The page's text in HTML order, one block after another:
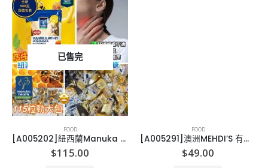
已售完
FOOD
[A005202]紐西蘭Manuka Health MGO400+ 麥盧卡蜂蜜潤喉糖500g
$115.00
FOOD
[A005291]澳洲MEHDI’S 有機喜馬拉雅山粉紅鹽
$49.00